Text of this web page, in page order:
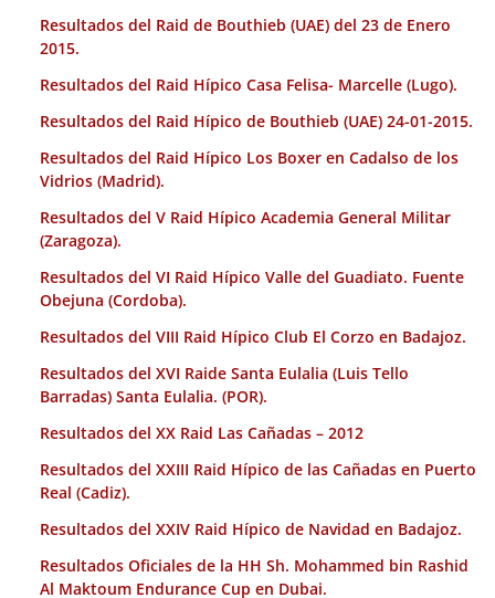
Resultados del Raid de Bouthieb (UAE) del 23 de Enero
2015.
Resultados del Raid Hípico Casa Felisa- Marcelle (Lugo).
Resultados del Raid Hípico de Bouthieb (UAE) 24-01-2015.
Resultados del Raid Hípico Los Boxer en Cadalso de los
Vidrios (Madrid).
Resultados del V Raid Hípico Academia General Militar
(Zaragoza).
Resultados del VI Raid Hípico Valle del Guadiato. Fuente
Obejuna (Cordoba).
Resultados del VIII Raid Hípico Club El Corzo en Badajoz.
Resultados del XVI Raide Santa Eulalia (Luis Tello
Barradas) Santa Eulalia. (POR).
Resultados del XX Raid Las Cañadas – 2012
Resultados del XXIII Raid Hípico de las Cañadas en Puerto
Real (Cadiz).
Resultados del XXIV Raid Hípico de Navidad en Badajoz.
Resultados Oficiales de la HH Sh. Mohammed bin Rashid
Al Maktoum Endurance Cup en Dubai.